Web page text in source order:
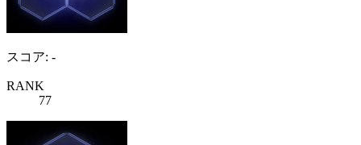
スコア: -
RANK
77